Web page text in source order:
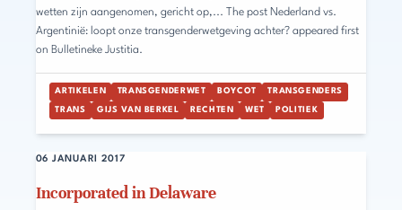
wetten zijn aangenomen, gericht op,... The post Nederland vs.
Argentinië: loopt onze transgenderwetgeving achter? appeared first
on Bulletineke Justitia.
ARTIKELEN TRANSGENDERWET BOYCOT TRANSGENDERS
TRANS GIJS VAN BERKEL RECHTEN WET POLITIEK
Incorporated in Delaware
06 JANUARI 2017